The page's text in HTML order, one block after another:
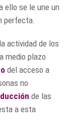
ello se le une un
perfecta.
actividad de los
medio plazo
del acceso a
no
de las
a esta